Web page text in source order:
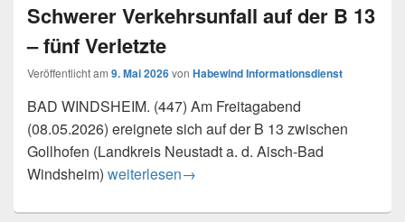
Schwerer Verkehrsunfall auf der B 13
– fünf Verletzte
Veröffentlicht am 9. Mai 2026von Habewind Informationsdienst
BAD WINDSHEIM. (447) Am Freitagabend
(08.05.2026) ereignete sich auf der B 13 zwischen
Gollhofen (Landkreis Neustadt a. d. Aisch-Bad
Windsheim) Schwerer Verkehrsunfall auf der B 13 – fünf
weiterlesen→